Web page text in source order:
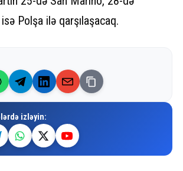
Polşa ilə qarşılaşacaq.
izləyin: